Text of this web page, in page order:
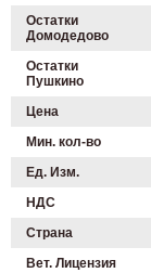
Остатки
Домодедово
Остатки
Пушкино
Цена
Мин. кол-во
Ед. Изм.
НДС
Страна
Вет. Лицензия